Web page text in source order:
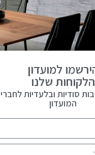
למועדון
הלקוחות שלנו
סודיות ובלעדיות לחברי
המועדון